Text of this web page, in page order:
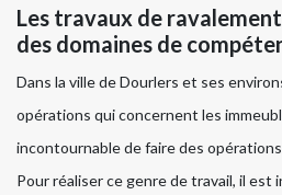
Les travaux de
des domaines de
Dans la ville de Dourlers et ses
opérations qui concernent les
incontournable de faire des
Pour réaliser ce genre de travail, il